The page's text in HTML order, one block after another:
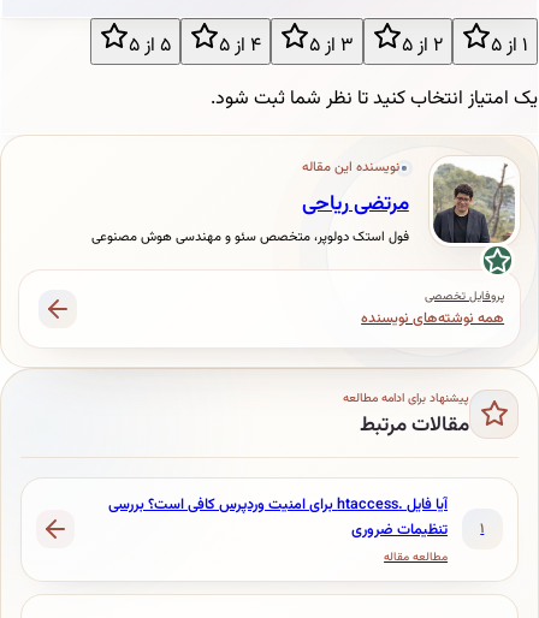
۲ از ۵ ۳ از ۵ ۴ از ۵
۵ از ۵
کنید تا نظر شما ثبت شود.
نویسنده این مقاله
مرتضی ریاحی
فول استک دولوپر، متخصص سئو و مهندسی هوش مصنوعی
نویسنده
برای ادامه مطالعه
مرتبط
آیا فایل .htaccess برای امنیت وردپرس کافی است؟ بررسی
تنظیمات ضروری